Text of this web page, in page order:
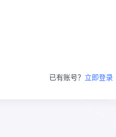
已有账号？ 立即登录